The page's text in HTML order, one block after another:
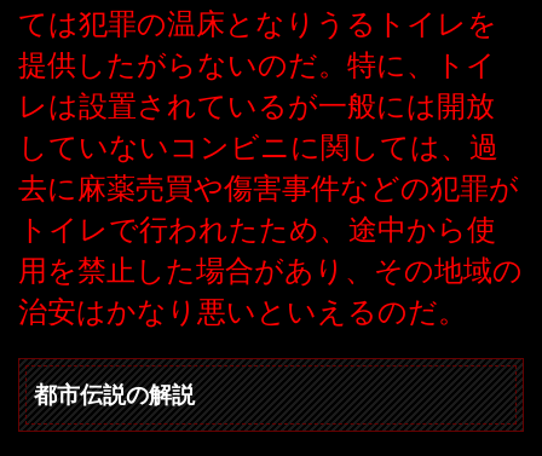
ては犯罪の温床となりうるトイレを
提供したがらないのだ。特に、トイ
レは設置されているが一般には開放
していないコンビニに関しては、過
去に麻薬売買や傷害事件などの犯罪が
トイレで行われたため、途中から使
用を禁止した場合があり、その地域の
治安はかなり悪いといえるのだ。
都市伝説の解説